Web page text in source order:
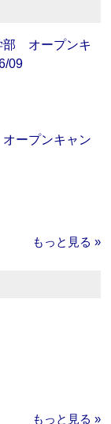
部 オープンキ
09
ープンキャン
もっと見る »
もっと見る »